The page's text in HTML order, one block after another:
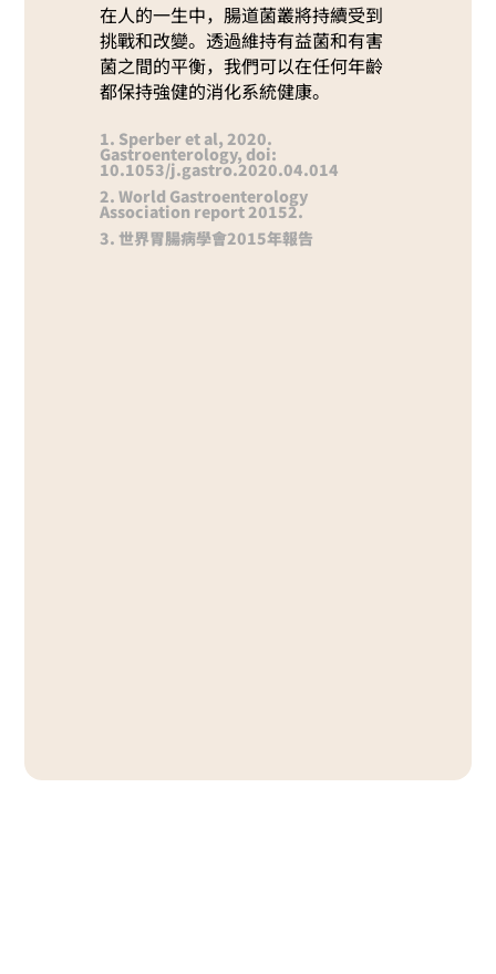
在人的一生中，腸道菌叢將持續受到
挑戰和改變。透過維持有益菌和有害
菌之間的平衡，我們可以在任何年齡
都保持強健的消化系統健康。
1. Sperber et al, 2020.
Gastroenterology, doi:
10.1053/j.gastro.2020.04.014
2. World Gastroenterology
Association report 20152.
3. 世界胃腸病學會2015年報告